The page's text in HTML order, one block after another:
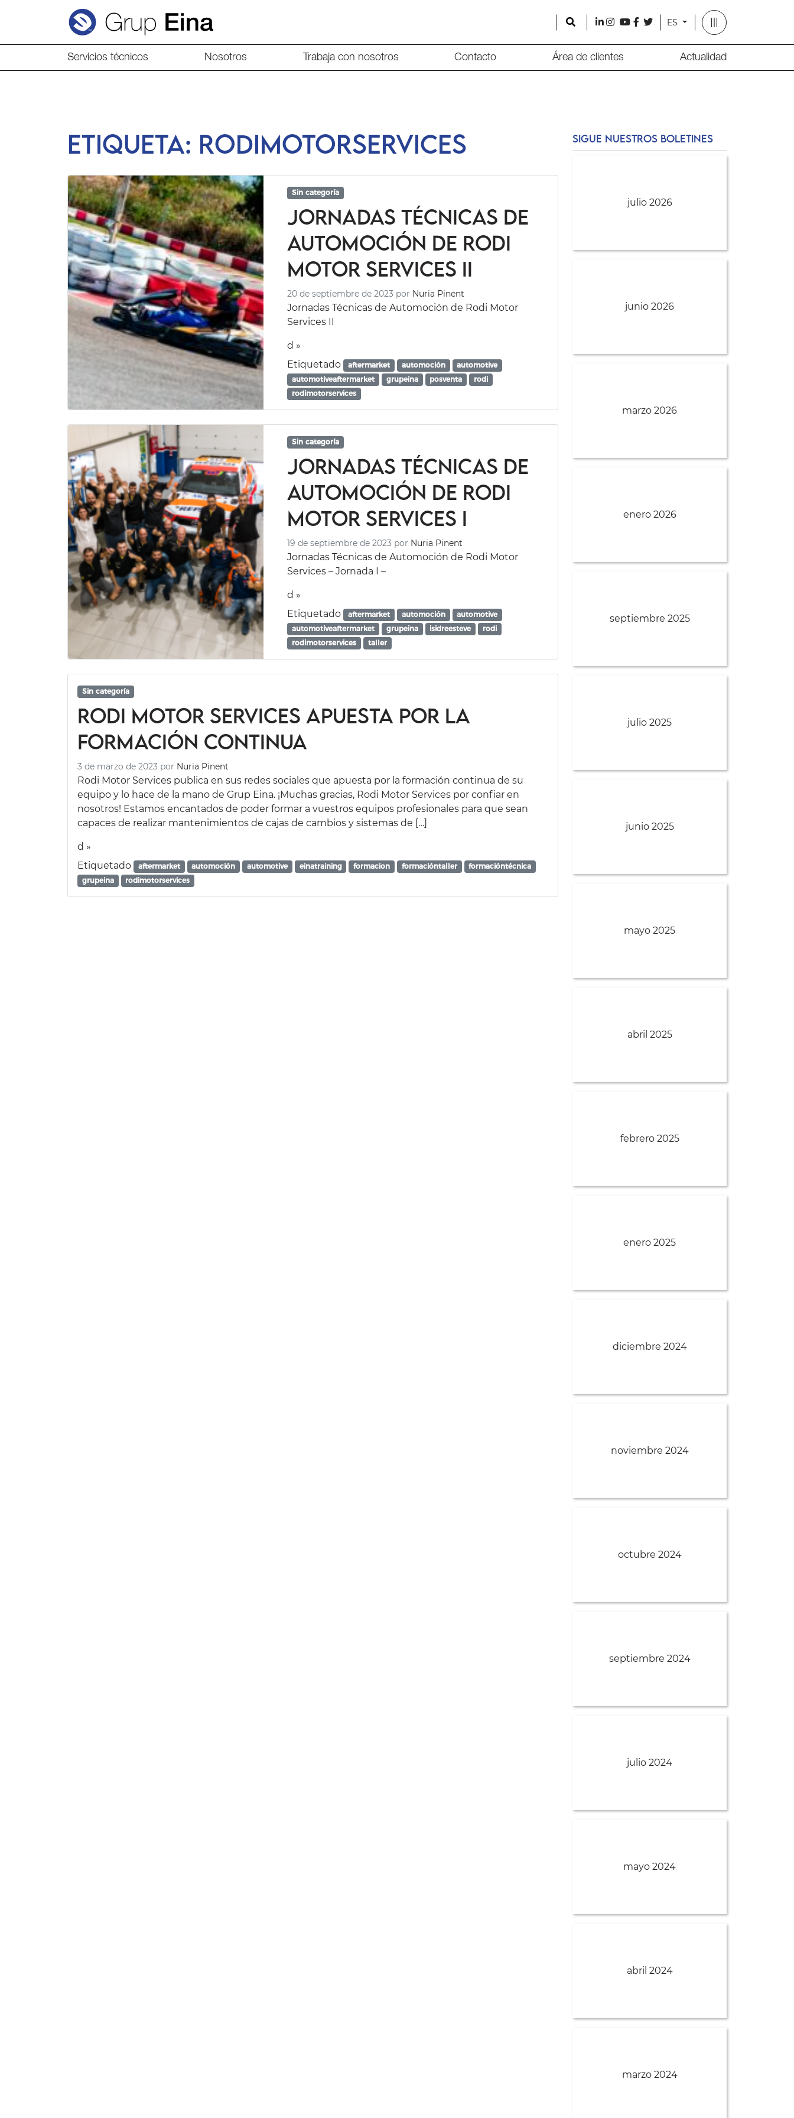
Search
l i y f t ES
Servicios técnicos Nosotros Trabaja con nosotros Contacto Área de clientes Actualidad
Etiqueta: rodimotorservices
Sin categoría
Jornadas Técnicas de
Automoción de Rodi
Motor Services II
20 de septiembre de 2023 por Nuria Pinent
Jornadas Técnicas de Automoción de Rodi Motor
Services II
d »
Etiquetado aftermarket automoción
automotive
automotiveaftermarket
grupeina posventa
rodi
rodimotorservices
Sin categoría
Jornadas Técnicas de
Automoción de Rodi
Motor Services I
19 de septiembre de 2023 por Nuria Pinent
Jornadas Técnicas de Automoción de Rodi Motor
Services – Jornada I –
d »
Etiquetado aftermarket automoción
automotive
automotiveaftermarket
grupeina isidreesteve
rodi
rodimotorservices
taller
Sin categoría
Rodi Motor Services apuesta por la
formación continua
3 de marzo de 2023 por Nuria Pinent
Rodi Motor Services publica en sus redes sociales que apuesta por la formación continua de su
equipo y lo hace de la mano de Grup Eina. ¡Muchas gracias, Rodi Motor Services por confiar en
nosotros! Estamos encantados de poder formar a vuestros equipos profesionales para que sean
capaces de realizar mantenimientos de cajas de cambios y sistemas de […]
d »
Etiquetado
aftermarket automoción automotive einatraining formacion formacióntaller
formacióntécnica
grupeina
rodimotorservices
SIGUE NUESTROS BOLETINES
julio 2026
junio 2026
marzo 2026
enero 2026
septiembre 2025
julio 2025
junio 2025
mayo 2025
abril 2025
febrero 2025
enero 2025
diciembre 2024
noviembre 2024
octubre 2024
septiembre 2024
julio 2024
mayo 2024
abril 2024
marzo 2024